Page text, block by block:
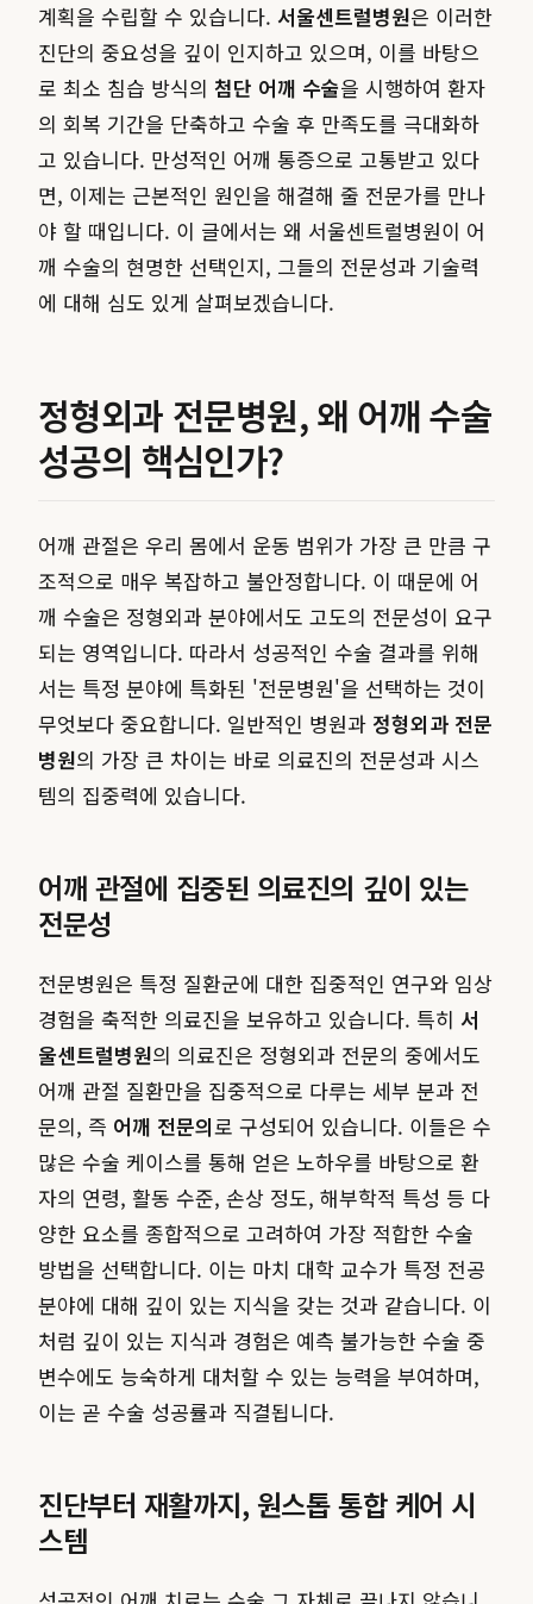
계획을 수립할 수 있습니다. 서울센트럴병원은 이러한
진단의 중요성을 깊이 인지하고 있으며, 이를 바탕으
로 최소 침습 방식의 첨단 어깨 수술을 시행하여 환자
의 회복 기간을 단축하고 수술 후 만족도를 극대화하
고 있습니다. 만성적인 어깨 통증으로 고통받고 있다
면, 이제는 근본적인 원인을 해결해 줄 전문가를 만나
야 할 때입니다. 이 글에서는 왜 서울센트럴병원이 어
깨 수술의 현명한 선택인지, 그들의 전문성과 기술력
에 대해 심도 있게 살펴보겠습니다.
정형외과 전문병원, 왜 어깨 수술
성공의 핵심인가?
어깨 관절은 우리 몸에서 운동 범위가 가장 큰 만큼 구
조적으로 매우 복잡하고 불안정합니다. 이 때문에 어
깨 수술은 정형외과 분야에서도 고도의 전문성이 요구
되는 영역입니다. 따라서 성공적인 수술 결과를 위해
서는 특정 분야에 특화된 '전문병원'을 선택하는 것이
무엇보다 중요합니다. 일반적인 병원과 정형외과 전문
병원의 가장 큰 차이는 바로 의료진의 전문성과 시스
템의 집중력에 있습니다.
어깨 관절에 집중된 의료진의 깊이 있는
전문성
전문병원은 특정 질환군에 대한 집중적인 연구와 임상
경험을 축적한 의료진을 보유하고 있습니다. 특히 서
울센트럴병원의 의료진은 정형외과 전문의 중에서도
어깨 관절 질환만을 집중적으로 다루는 세부 분과 전
문의, 즉 어깨 전문의로 구성되어 있습니다. 이들은 수
많은 수술 케이스를 통해 얻은 노하우를 바탕으로 환
자의 연령, 활동 수준, 손상 정도, 해부학적 특성 등 다
양한 요소를 종합적으로 고려하여 가장 적합한 수술
방법을 선택합니다. 이는 마치 대학 교수가 특정 전공
분야에 대해 깊이 있는 지식을 갖는 것과 같습니다. 이
처럼 깊이 있는 지식과 경험은 예측 불가능한 수술 중
변수에도 능숙하게 대처할 수 있는 능력을 부여하며,
이는 곧 수술 성공률과 직결됩니다.
진단부터 재활까지, 원스톱 통합 케어 시
스템